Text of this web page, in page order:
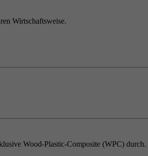
Wirtschaftsweise.
Wood-Plastic-Composite (WPC) durch.